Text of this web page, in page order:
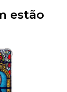
estão